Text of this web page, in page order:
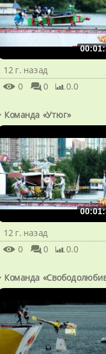
12 г. назад
0
0 0.0
Команда «Утюг»
12 г. назад
0
0 0.0
Команда